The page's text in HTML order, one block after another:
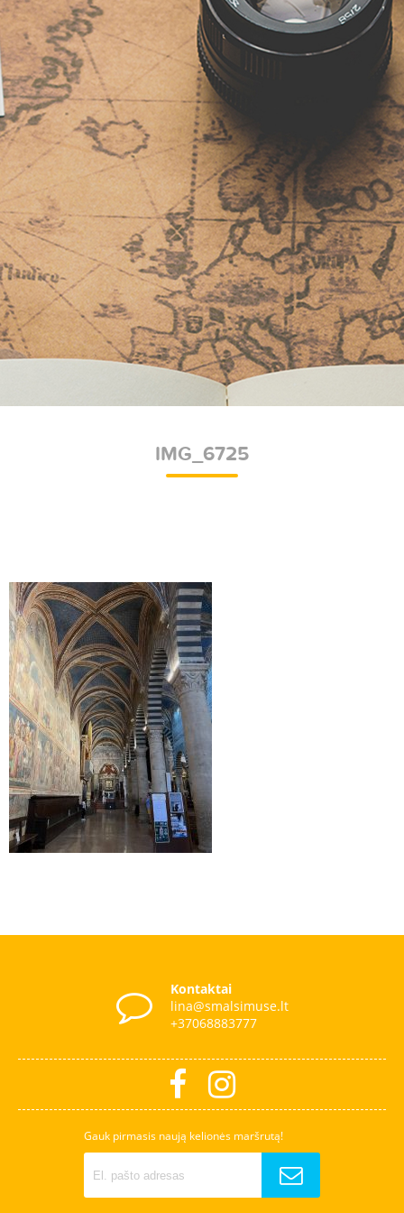
IMG_6725
Kontaktai
lina@smalsimuse.lt
+37068883777
Gauk pirmasis naują kelionės maršrutą!